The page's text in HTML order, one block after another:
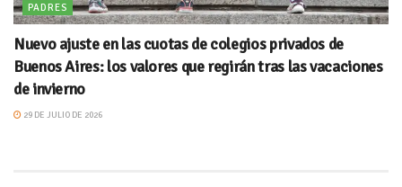
PADRES
Nuevo ajuste en las cuotas de colegios privados de
Buenos Aires: los valores que regirán tras las vacaciones
de invierno
29 DE JULIO DE 2026